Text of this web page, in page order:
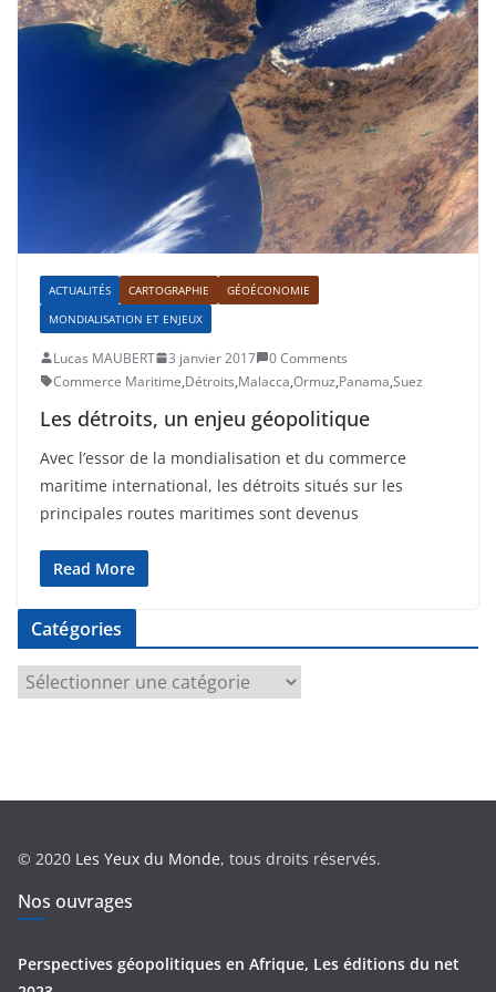
ACTUALITÉS CARTOGRAPHIE
GÉOÉCONOMIE
MONDIALISATION ET ENJEUX
Lucas MAUBERT 3 janvier 2017
0 Comments
Commerce Maritime,Détroits,Malacca,Ormuz,Panama,Suez
Les détroits, un enjeu géopolitique
Avec l’essor de la mondialisation et du commerce
maritime international, les détroits situés sur les
principales routes maritimes sont devenus
Read More
Catégories
a
e
s
© 2020 Les Yeux du Monde, tous droits réservés.
Nos ouvrages
Perspectives géopolitiques en Afrique, Les éditions du net